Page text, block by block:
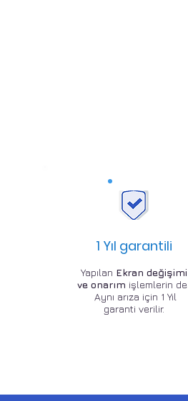
1 Yıl garantili
Yapılan Ekran değişimi
ve onarım işlemlerin de
Aynı arıza için 1 Yıl
garanti verilir.